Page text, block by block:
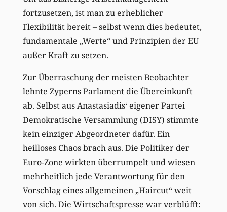
fortzusetzen, ist man zu erheblicher
Flexibilität bereit – selbst wenn dies bedeutet,
fundamentale „Werte“ und Prinzipien der EU
außer Kraft zu setzen.
Zur Überraschung der meisten Beobachter
lehnte Zyperns Parlament die Übereinkunft
ab. Selbst aus Anastasiadis‘ eigener Partei
Demokratische Versammlung (DISY) stimmte
kein einziger Abgeordneter dafür. Ein
heilloses Chaos brach aus. Die Politiker der
Euro-Zone wirkten überrumpelt und wiesen
mehrheitlich jede Verantwortung für den
Vorschlag eines allgemeinen „Haircut“ weit
von sich. Die Wirtschaftspresse war verblüfft: